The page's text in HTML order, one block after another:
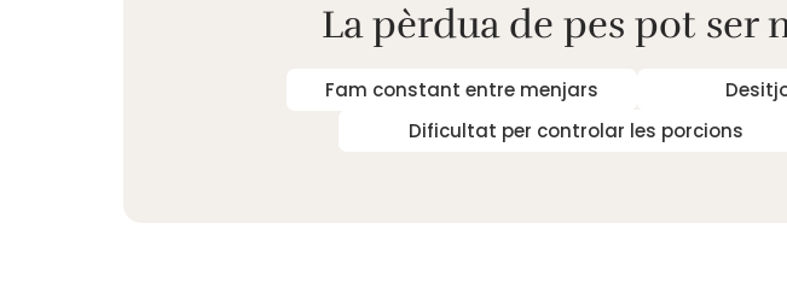
La pèrdua de pes pot ser
Fam constant entre menjars
Dificultat per controlar les porcions